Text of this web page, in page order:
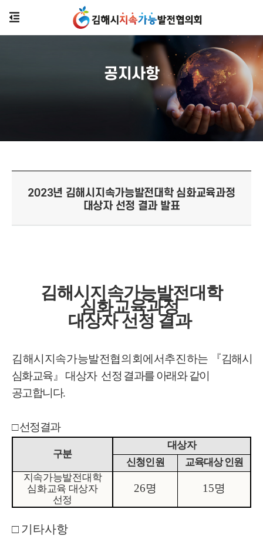
공지사항
2023년 김해시지속가능발전대학 심화교육과정
대상자 선정 결과 발표
김해시지속가능발전대학
심화교육과정
대상자 선정 결과
김해시지속가능발전협의회에서추진하는
『김해시
심화교육』 대상자 선정 결과를 아래와 같이
공고합니다.
□ 선정결과
구분
대상자
신청인원
교육대상 인원
지속가능발전대학
심화교육 대상자
선정
26명 15명
□ 기타사항